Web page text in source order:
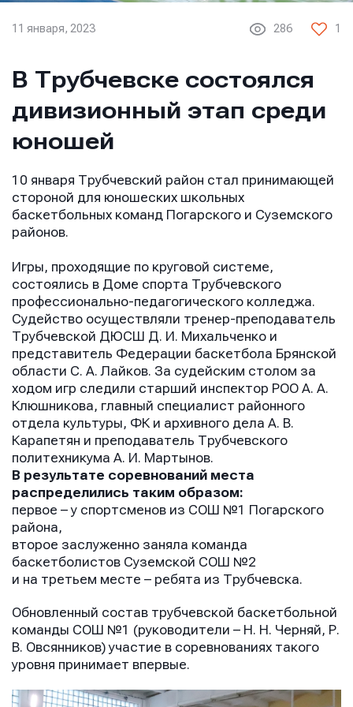
11 января, 2023 286 1
В Трубчевске состоялся
дивизионный этап среди
юношей
10 января Трубчевский район стал принимающей
стороной для юношеских школьных
баскетбольных команд Погарского и Суземского
районов.
Игры, проходящие по круговой системе,
состоялись в Доме спорта Трубчевского
профессионально-педагогического колледжа.
Судейство осуществляли тренер-преподаватель
Трубчевской ДЮСШ Д. И. Михальченко и
представитель Федерации баскетбола Брянской
области С. А. Лайков. За судейским столом за
ходом игр следили старший инспектор РОО А. А.
Клюшникова, главный специалист районного
отдела культуры, ФК и архивного дела А. В.
Карапетян и преподаватель Трубчевского
политехникума А. И. Мартынов.
В результате соревнований места
распределились таким образом:
первое – у спортсменов из СОШ №1 Погарского
района,
второе заслуженно заняла команда
баскетболистов Суземской СОШ №2
и на третьем месте – ребята из Трубчевска.
Обновленный состав трубчевской баскетбольной
команды СОШ №1 (руководители – Н. Н. Черняй, Р.
В. Овсянников) участие в соревнованиях такого
уровня принимает впервые.